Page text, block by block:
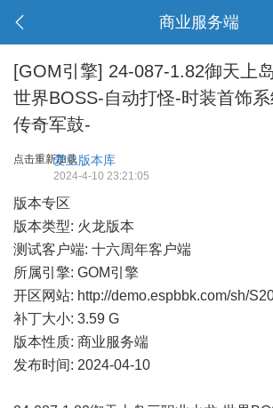
商业服务端
[GOM引擎] 24-087-1.82御天上
世界BOSS-自动打怪-时装首饰
传奇军鼓-
点击重新加载爱上版本库
2024-4-10 23:21:05
版本专区
版本类型: 火龙版本
测试客户端: 十六周年客户端
所属引擎: GOM引擎
开区网站: http://demo.espbbk.com/sh/
补丁大小: 3.59 G
版本性质: 商业服务端
发布时间: 2024-04-10